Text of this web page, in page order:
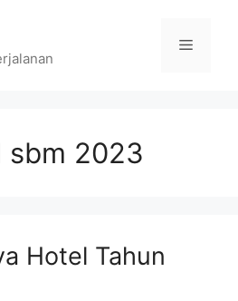
Menu
sbm 2023
Hotel Tahun